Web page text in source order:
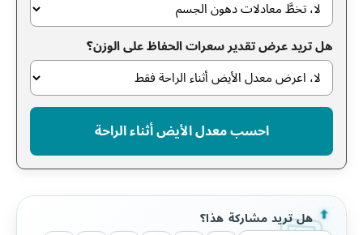
هل تريد عرض تقدير سعرات الحفاظ على الوزن؟
احسب معدل الأيض أثناء الراحة
هل تريد مشاركة هذا؟